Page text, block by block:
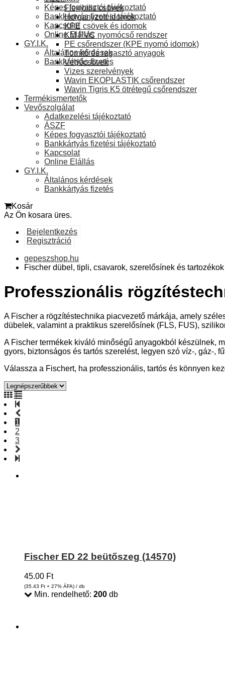
Képes fogyasztói tájékoztató
Bankkártyás fizetési tájékoztató
Kapcsolat
Online Elállás
GY.I.K.
Általános kérdések
Bankkártyás fizetés
Flexibilis csövek
Horganyzott idomok
KPE csövek és idomok
KM PVC nyomócső rendszer
PE csőrendszer (KPE nyomó idomok)
Tömítő és ragasztó anyagok
Védőcsövek
Vizes szerelvények
Wavin EKOPLASTIK csőrendszer
Wavin Tigris K5 ötrétegű csőrendszer
Termékismertetők
Vevőszolgálat
Adatkezelési tájékoztató
ÁSZF
Képes fogyasztói tájékoztató
Bankkártyás fizetési tájékoztató
Kapcsolat
Online Elállás
GY.I.K.
Általános kérdések
Bankkártyás fizetés
Kosár
Az Ön kosara üres.
Bejelentkezés
Regisztráció
gepeszshop.hu
Fischer dübel, tipli, csavarok, szerelősínek és tartozékok
Professzionális
A Fischer a rögzítéstechnika piacvezető márkája, amely
dübelek, valamint a praktikus szerelősínek (FLS, FUS),
A Fischer termékek kiváló minőségű anyagokból készülnek,
gyors, biztonságos és tartós szerelést, legyen szó víz-, gáz-,
Válassza a Fischert, ha professzionális, tartós és könnyen
1
2
3
Fischer ED 22 beütőszeg (14570)
45.00 Ft
(35.43 Ft + 27% ÁFA) / db
Min. rendelhető: 200 db